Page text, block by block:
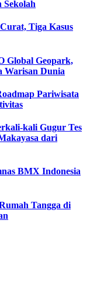
Sekolah
Tiga Kasus
Global Geopark,
Warisan Dunia
Pariwisata
kali Gugur Tes
dari
BMX Indonesia
Tangga di